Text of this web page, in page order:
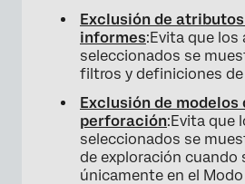
Exclusión de
informes:Evita que
seleccionados se
filtros y definiciones
Exclusión de modelos
perforación:Evita que
seleccionados se
de exploración cuando
únicamente en el